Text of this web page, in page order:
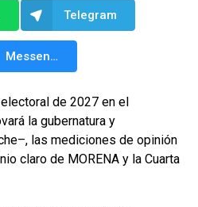
Telegram
Messenger
de 2027 en el
la gubernatura y
las mediciones de opinión
claro de MORENA y la Cuarta